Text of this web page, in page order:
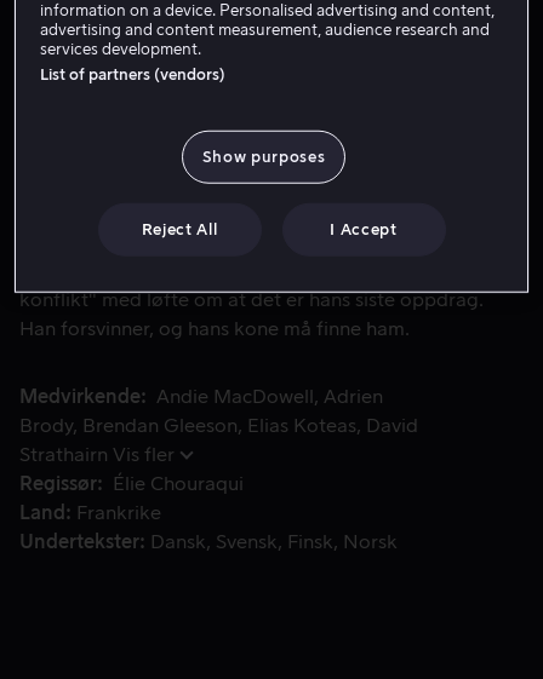
1991: Reporteren Harrison Lloyd reiser til tidligere
1991: Reporteren Harrison Lloyd reiser til tidligere
konflikt" med løfte om at det er hans siste oppdrag.
Han forsvinner, og hans kone må finne ham.
Medvirkende Andie MacDowell
Adrien
Brody
Brendan Gleeson Elias Koteas
David
Strathairn Vis fler
Regissør
Élie Chouraqui
Land
Frankrike
Undertekster
Dansk Svensk Finsk Norsk
information on a device. Personalised advertising and content,
advertising and content measurement, audience research and
services development.
List of partners (vendors)
Show purposes
Reject All I Accept